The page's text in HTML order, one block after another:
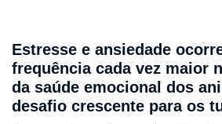
Estresse e ansiedade
frequência cada vez maior
da saúde emocional dos
desafio crescente para os